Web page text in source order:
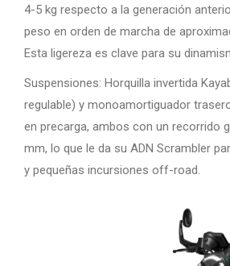
4-5 kg respecto a la generación
peso en orden de marcha de
Esta ligereza es clave para su
Suspensiones: Horquilla invertida
regulable) y monoamortiguador
en precarga, ambos con un recorrido
mm, lo que le da su ADN Scrambler
y pequeñas incursiones off-road.